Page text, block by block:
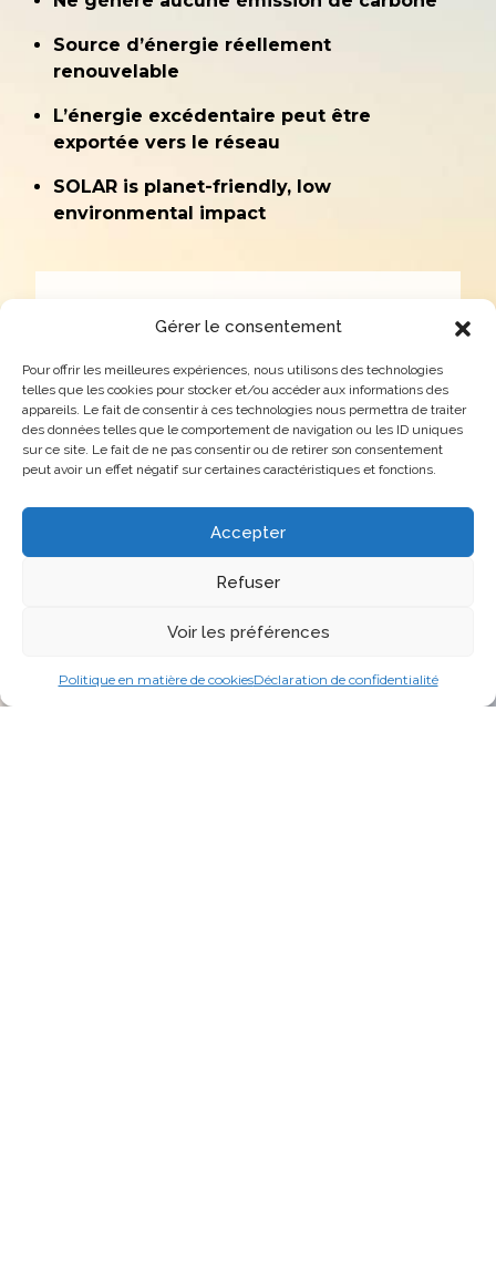
Gérer le consentement
Pour offrir les meilleures expériences, nous utilisons des technologies
telles que les cookies pour stocker et/ou accéder aux informations des
appareils. Le fait de consentir à ces technologies nous permettra de traiter
des données telles que le comportement de navigation ou les ID uniques
sur ce site. Le fait de ne pas consentir ou de retirer son consentement
peut avoir un effet négatif sur certaines caractéristiques et fonctions.
Accepter
Refuser
Voir les préférences
Politique en matière de cookiesDéclaration de confidentialité
Source d’énergie réellement
renouvelable
L’énergie excédentaire peut être
exportée vers le réseau
SOLAR is planet-friendly, low
environmental impact
plus propre et l’une des plus
efficaces pour produire de
l’électricité. Nous pensons que
l’exploitation de l’énergie gratuite
la voie de l’avenir. De ce point de
vue, l’avenir est très prometteur, et
si nous y contribuons tous à notre
l’énergie solaire représente une